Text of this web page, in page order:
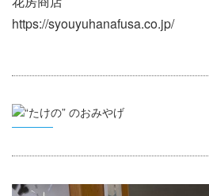
https://syouyuhanafusa.co.jp/